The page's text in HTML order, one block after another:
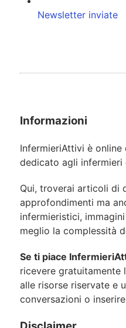
Newsletter inviate
Informazioni
InfermieriAttivi è online
dedicato agli
Qui, troverai articoli di
approfondimenti ma
infermieristici,
meglio la complessità
Se ti piace
ricevere gratuitamente
alle risorse riservate e
conversazioni o